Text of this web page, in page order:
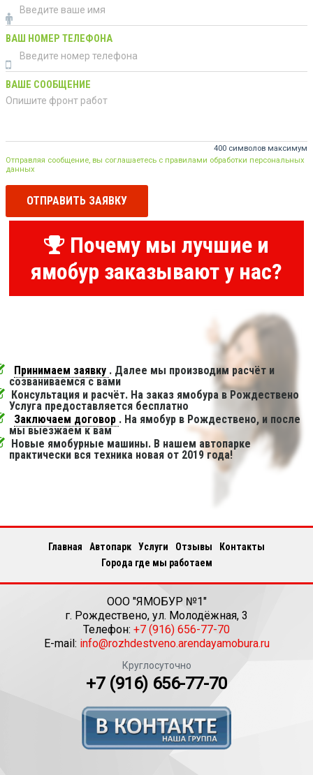
ВАШ НОМЕР ТЕЛЕФОНА
ВАШЕ СООБЩЕНИЕ
400 символов максимум
Отправляя сообщение, вы соглашаетесь с правилами обработки персональных
данных
ОТПРАВИТЬ ЗАЯВКУ
Почему мы лучшие и
ямобур заказывают у нас?
Принимаем заявку . Далее мы производим расчёт и
созваниваемся с вами
Консультация и расчёт. На заказ ямобура в Рождествено
Услуга предоставляется бесплатно
Заключаем договор . На ямобур в Рождествено, и после
мы выезжаем к вам
Новые ямобурные машины. В нашем автопарке
практически вся техника новая от 2019 года!
Главная Автопарк Услуги Отзывы
Контакты
Города где мы работаем
ООО "ЯМОБУР №1"
г. Рождествено, ул. Молодёжная, 3
Телефон: +7 (916) 656-77-70
E-mail: info@rozhdestveno.arendayamobura.ru
Круглосуточно
+7 (916) 656-77-70